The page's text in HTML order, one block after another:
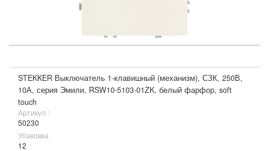
STEKKER Выключатель 1-клавишный (механизм), СЗК, 250В,
10А, серия Эмили, RSW10-5103-01ZK, белый фарфор, soft
touch
Артикул :
50230
Упаковка
12